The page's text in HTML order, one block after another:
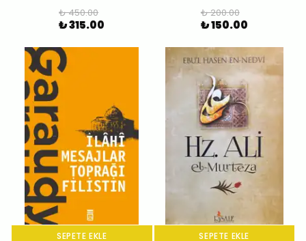
₺ 450.00
₺ 315.00
₺ 200.00
₺ 150.00
SEPETE EKLE SEPETE EKLE